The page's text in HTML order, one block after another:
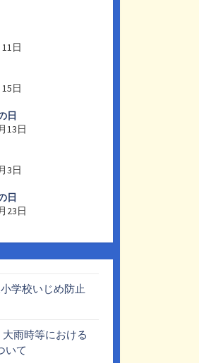
日
日
日
13日
3日
日
23日
学校いじめ防止
雨時等における
いて